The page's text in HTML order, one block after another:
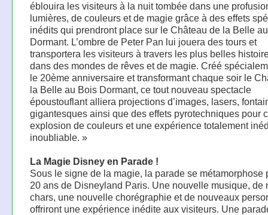
éblouira les visiteurs à la nuit tombée dans une
lumières, de couleurs et de magie grâce à des effets
inédits qui prendront place sur le Château de la Belle
Dormant. L’ombre de Peter Pan lui jouera des tours et
transportera les visiteurs à travers les plus belles
dans des mondes de rêves et de magie. Créé
le 20ème anniversaire et transformant chaque soir le
la Belle au Bois Dormant, ce tout nouveau spectacle
époustouflant alliera projections d’images, lasers,
gigantesques ainsi que des effets pyrotechniques pour
explosion de couleurs et une expérience totalement
inoubliable. »
La Magie Disney en Parade !
Sous le signe de la magie, la parade se métamorphose
20 ans de Disneyland Paris. Une nouvelle musique, de
chars, une nouvelle chorégraphie et de nouveaux
offriront une expérience inédite aux visiteurs. Une